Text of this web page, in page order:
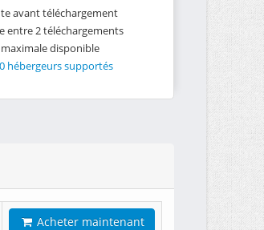
avant téléchargement
entre 2 téléchargements
disponible
hébergeurs supportés
Acheter maintenant